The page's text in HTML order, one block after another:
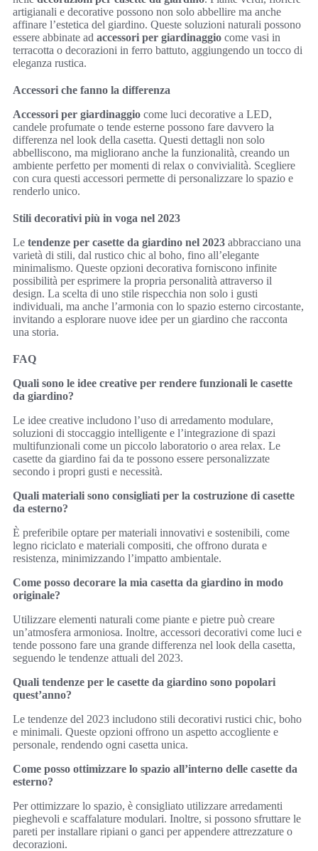
artigianali e decorative possono non solo abbellire ma anche
affinare l’estetica del giardino. Queste soluzioni naturali possono
essere abbinate ad accessori per giardinaggio come vasi in
terracotta o decorazioni in ferro battuto, aggiungendo un tocco di
eleganza rustica.
Accessori che fanno la differenza
Accessori per giardinaggio come luci decorative a LED,
candele profumate o tende esterne possono fare davvero la
differenza nel look della casetta. Questi dettagli non solo
abbelliscono, ma migliorano anche la funzionalità, creando un
ambiente perfetto per momenti di relax o convivialità. Scegliere
con cura questi accessori permette di personalizzare lo spazio e
renderlo unico.
Stili decorativi più in voga nel 2023
Le tendenze per casette da giardino nel 2023 abbracciano una
varietà di stili, dal rustico chic al boho, fino all’elegante
minimalismo. Queste opzioni decorativa forniscono infinite
possibilità per esprimere la propria personalità attraverso il
design. La scelta di uno stile rispecchia non solo i gusti
individuali, ma anche l’armonia con lo spazio esterno circostante,
invitando a esplorare nuove idee per un giardino che racconta
una storia.
FAQ
Quali sono le idee creative per rendere funzionali le casette
da giardino?
Le idee creative includono l’uso di arredamento modulare,
soluzioni di stoccaggio intelligente e l’integrazione di spazi
multifunzionali come un piccolo laboratorio o area relax. Le
casette da giardino fai da te possono essere personalizzate
secondo i propri gusti e necessità.
Quali materiali sono consigliati per la costruzione di casette
da esterno?
È preferibile optare per materiali innovativi e sostenibili, come
legno riciclato e materiali compositi, che offrono durata e
resistenza, minimizzando l’impatto ambientale.
Come posso decorare la mia casetta da giardino in modo
originale?
Utilizzare elementi naturali come piante e pietre può creare
un’atmosfera armoniosa. Inoltre, accessori decorativi come luci e
tende possono fare una grande differenza nel look della casetta,
seguendo le tendenze attuali del 2023.
Quali tendenze per le casette da giardino sono popolari
quest’anno?
Le tendenze del 2023 includono stili decorativi rustici chic, boho
e minimali. Queste opzioni offrono un aspetto accogliente e
personale, rendendo ogni casetta unica.
Come posso ottimizzare lo spazio all’interno delle casette da
esterno?
Per ottimizzare lo spazio, è consigliato utilizzare arredamenti
pieghevoli e scaffalature modulari. Inoltre, si possono sfruttare le
pareti per installare ripiani o ganci per appendere attrezzature o
decorazioni.